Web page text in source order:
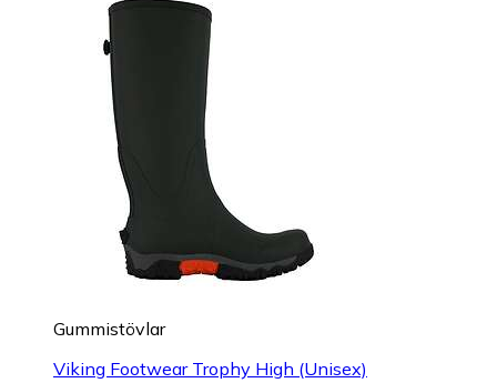
Gummistövlar
Viking Footwear Trophy High (Unisex)